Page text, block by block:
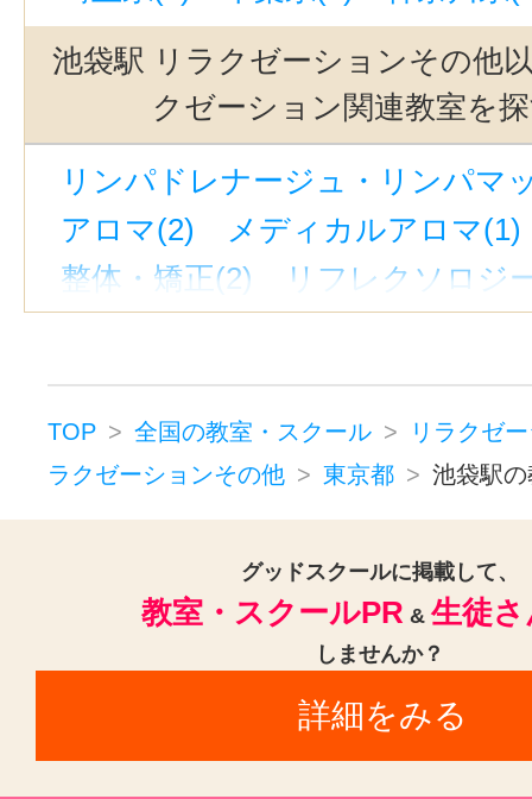
荏原中延駅(1)
浜田山駅(1)
立
赤羽駅(1)
新高円寺駅(1)
王子
三鷹駅(1)
宝町駅(東京)(1)
駒
高井戸駅(1)
青山一丁目駅(1)
戸越銀座駅(1)
南阿佐ケ谷駅(1)
新宿三丁目駅(1)
大森駅(東京)(1)
東池袋駅(1)
原宿駅(1)
大森海
九段下駅(1)
新富町駅(東京)(1)
西武新宿駅(1)
京成上野駅(1)
戸越公園駅(1)
中目黒駅(1)
東池袋四丁目駅(1)
明治神宮前
北千住駅(1)
平和島駅(1)
池袋駅 リラクゼーションその他
クゼーション関連教室を
リンパドレナージュ・リンパマ
アロマ(2)
メディカルアロマ(1)
整体・矯正(2)
リフレクソロジ
フットケア・フットマッサージ
ボディケア・ボディマッサージ
タイ古式マッサージ(1)
ヘッドマッサージ・ヘッドスパ
TOP 全国の教室・スクール
リラクゼ
ラクゼーションその他
東京都 池袋駅
グッドスクールに掲載して、
教室・スクールPR & 生徒
しませんか？
詳細をみる